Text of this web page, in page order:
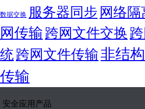
数据交换 服务器同步网络隔
网传输跨网文件交换
统跨网文件传输非结
传输
安全应用产品